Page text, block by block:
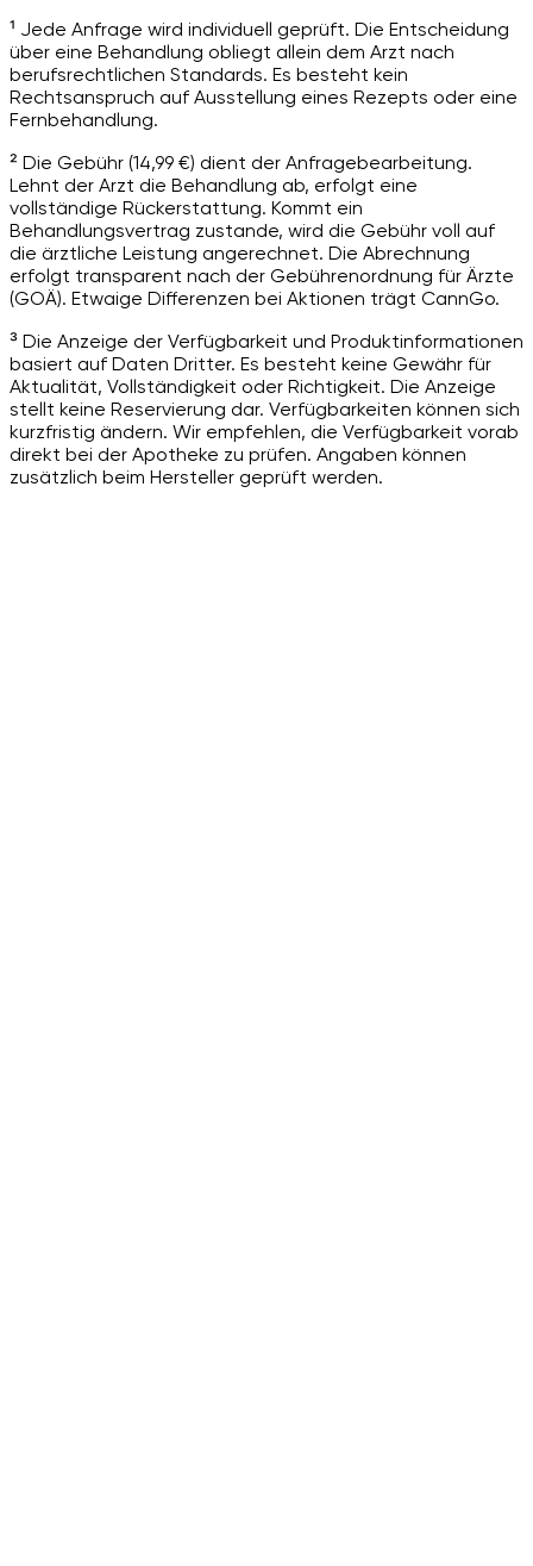
¹ Jede Anfrage wird individuell geprüft. Die Entscheidung
über eine Behandlung obliegt allein dem Arzt nach
berufsrechtlichen Standards. Es besteht kein
Rechtsanspruch auf Ausstellung eines Rezepts oder eine
Fernbehandlung.
² Die Gebühr (14,99 €) dient der Anfragebearbeitung.
Lehnt der Arzt die Behandlung ab, erfolgt eine
vollständige Rückerstattung. Kommt ein
Behandlungsvertrag zustande, wird die Gebühr voll auf
die ärztliche Leistung angerechnet. Die Abrechnung
erfolgt transparent nach der Gebührenordnung für Ärzte
(GOÄ). Etwaige Differenzen bei Aktionen trägt CannGo.
³ Die Anzeige der Verfügbarkeit und Produktinformationen
basiert auf Daten Dritter. Es besteht keine Gewähr für
Aktualität, Vollständigkeit oder Richtigkeit. Die Anzeige
stellt keine Reservierung dar. Verfügbarkeiten können sich
kurzfristig ändern. Wir empfehlen, die Verfügbarkeit vorab
direkt bei der Apotheke zu prüfen. Angaben können
zusätzlich beim Hersteller geprüft werden.